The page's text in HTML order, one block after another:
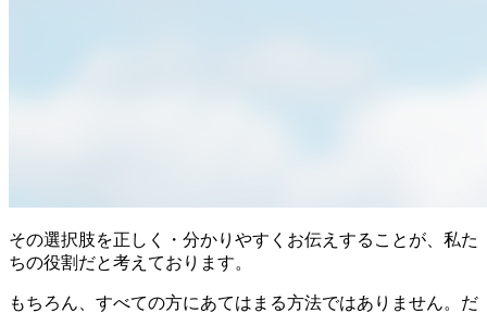
その選択肢を正しく・分かりやすくお伝えすることが、私た
ちの役割だと考えております。
もちろん、すべての方にあてはまる方法ではありません。だ